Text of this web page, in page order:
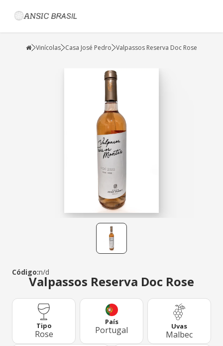
Vinícolas Casa José Pedro Valpassos Reserva Doc Rose
Código:n/d
Valpassos Reserva Doc Rose
Tipo
Rose
País
Portugal Uvas
Malbec